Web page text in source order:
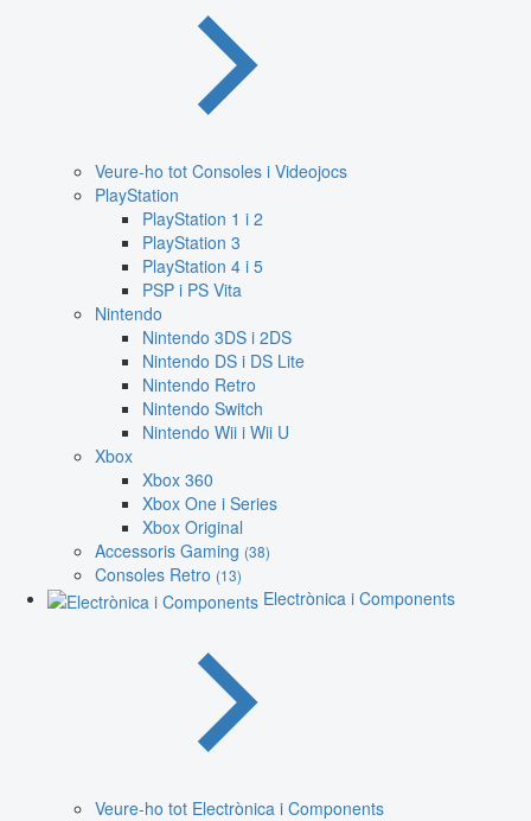
Veure-ho tot Consoles i Videojocs
PlayStation
PlayStation 1 i 2
PlayStation 3
PlayStation 4 i 5
PSP i PS Vita
Nintendo
Nintendo 3DS i 2DS
Nintendo DS i DS Lite
Nintendo Retro
Nintendo Switch
Nintendo Wii i Wii U
Xbox
Xbox 360
Xbox One i Series
Xbox Original
Accessoris Gaming (38)
Consoles Retro (13)
Electrònica i Components
Veure-ho tot Electrònica i Components